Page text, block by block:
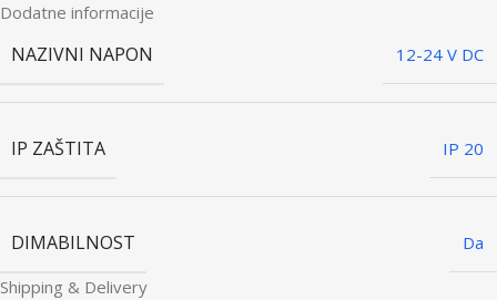
Dodatne informacije
NAZIVNI NAPON 12-24 V DC
IP ZAŠTITA IP 20
DIMABILNOST
Da
Shipping & Delivery